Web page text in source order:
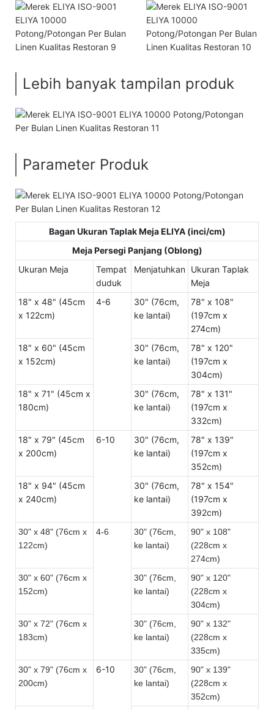
Lebih banyak tampilan produk
Parameter Produk
Bagan Ukuran Taplak Meja ELIYA (inci/cm)
Meja Persegi Panjang (Oblong)
Ukuran Meja
Tempat
duduk
Menjatuhkan Ukuran Taplak
Meja
18" x 48" (45cm
x 122cm)
4-6
30" (76cm,
ke lantai)
78" x 108"
(197cm x
274cm)
18" x 60" (45cm
x 152cm)
30" (76cm,
ke lantai)
78" x 120"
(197cm x
304cm)
18" x 71" (45cm x
180cm)
30" (76cm,
ke lantai)
78" x 131"
(197cm x
332cm)
18" x 79" (45cm
x 200cm)
6-10
30" (76cm,
ke lantai)
78" x 139"
(197cm x
352cm)
18" x 94" (45cm
x 240cm)
30" (76cm,
ke lantai)
78" x 154"
(197cm x
392cm)
30" x 48" (76cm x
122cm)
4-6
30" (76cm,
ke lantai)
90" x 108"
(228cm x
274cm)
30" x 60" (76cm x
152cm)
30" (76cm,
ke lantai)
90" x 120"
(228cm x
304cm)
30" x 72" (76cm x
183cm)
30" (76cm,
ke lantai)
90" x 132"
(228cm x
335cm)
30" x 79" (76cm x
200cm)
6-10
30" (76cm,
ke lantai)
90" x 139"
(228cm x
352cm)